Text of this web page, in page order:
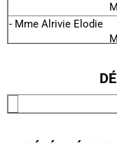
- Mme